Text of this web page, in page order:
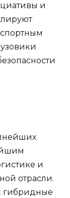
и
и
отрасли.
гибридные